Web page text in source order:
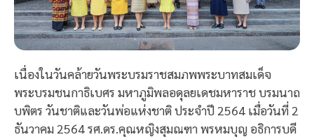
เนื่องในวันคล้ายวันพระบรมราชสมภพพระบาทสมเด็จ
พระบรมชนกาธิเบศร มหาภูมิพลอดุลยเดชมหาราช บรมนาถ
บพิตร วันชาติและวันพ่อแห่งชาติ ประจำปี 2564 เมื่อวันที่ 2
ธันวาคม 2564 รศ.ดร.คุณหญิงสุมณฑา พรหมบุญ อธิการบดี